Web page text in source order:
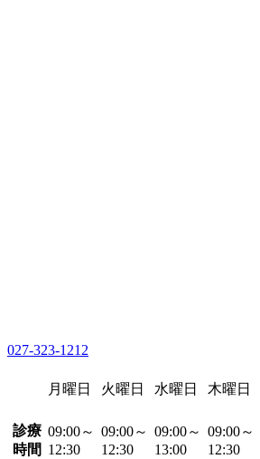
027-323-1212
月曜日 火曜日 水曜日 木曜日
診療
時間
09:00～
12:30
09:00～
12:30
09:00～
13:00
09:00～
12:30